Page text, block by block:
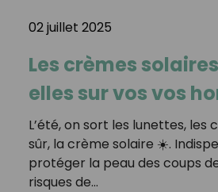
02 juillet 2025
Les crèmes
elles sur vos vos
L’été, on sort les lunettes, les
sûr, la crème solaire ☀️.
protéger la peau des coups
risques de…